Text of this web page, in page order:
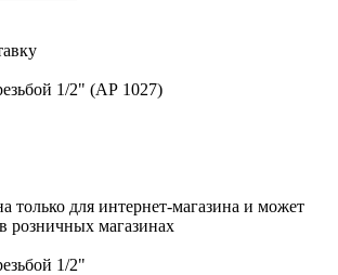
1/2" (АР 1027)
только для интернет-магазина и может
розничных магазинах
1/2"